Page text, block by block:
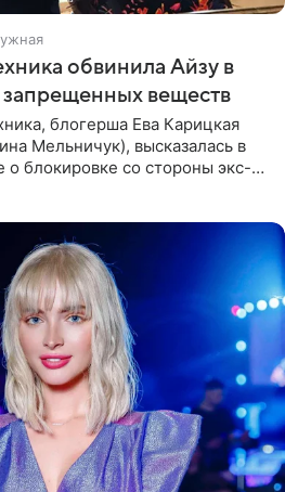
обвинила Айзу в
веществ
блогерша Ева Карицкая
Мельничук), высказалась в
о блокировке со стороны экс-